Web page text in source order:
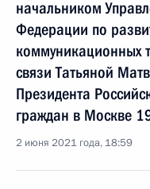
начальником
Федерации по
коммуникационных
связи Татьяной
Президента
граждан в Москве
2 июня 2021 года, 18:59